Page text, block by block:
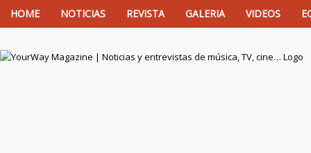
HOME NOTICIAS REVISTA GALERIA VIDEOS